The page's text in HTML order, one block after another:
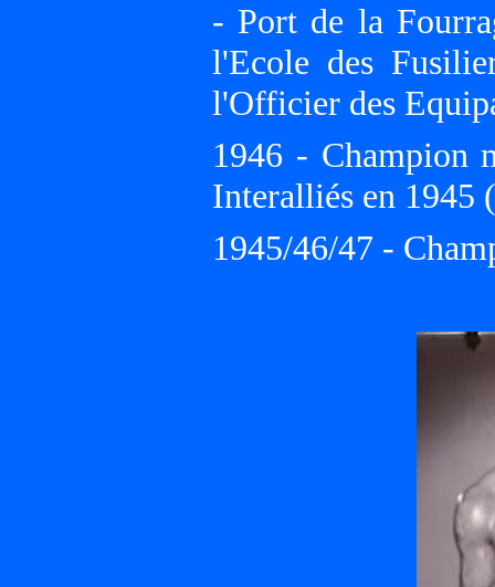
- Port de la
l'Ecole des
l'Officier des
1946 - Champion
Interalliés en 1945
1945/46/47 -